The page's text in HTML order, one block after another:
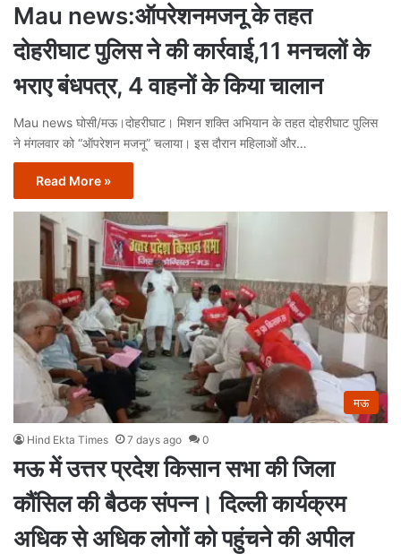
Mau news:ऑपरेशनमजनू के तहत
दोहरीघाट पुलिस ने की कार्रवाई,11 मनचलों के
भराए बंधपत्र, 4 वाहनों के किया चालान
Mau news घोसी/मऊ।दोहरीघाट। मिशन शक्ति अभियान के तहत दोहरीघाट पुलिस
ने मंगलवार को “ऑपरेशन मजनू” चलाया। इस दौरान महिलाओं और…
Read More »
मऊ
Hind Ekta Times 7 days ago 0
मऊ में उत्तर प्रदेश किसान सभा की जिला
कौंसिल की बैठक संपन्न। दिल्ली कार्यक्रम
अधिक से अधिक लोगों को पहुंचने की अपील